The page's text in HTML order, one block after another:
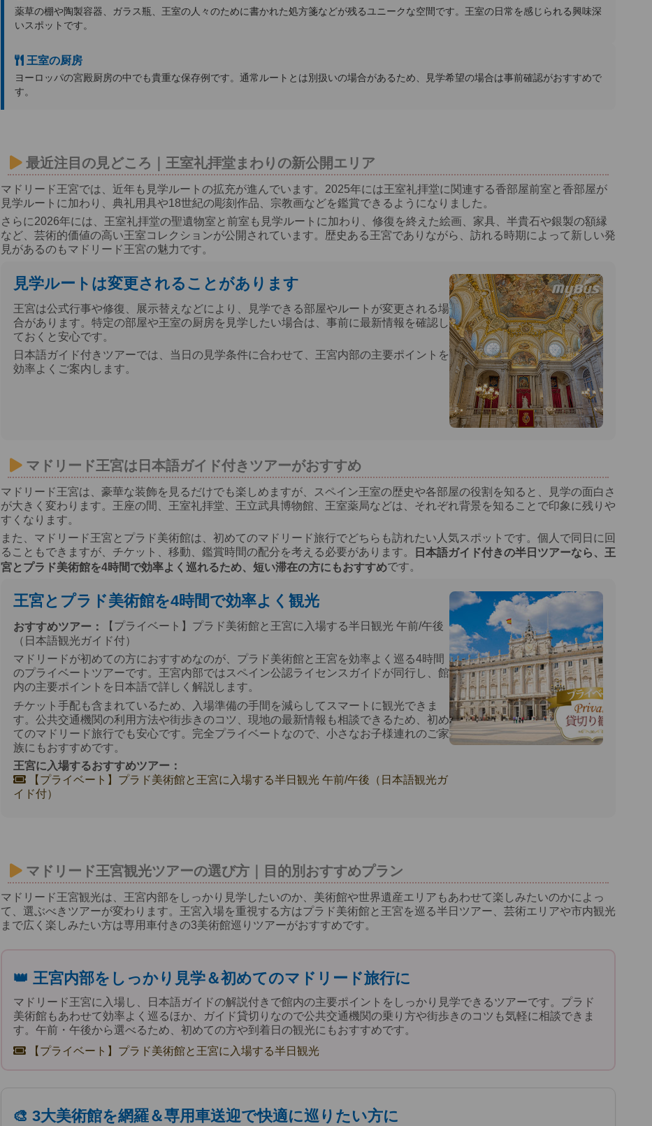
薬草の棚や陶製容器、ガラス瓶、王室の人々のために書かれた処方箋などが残るユニークな空間です。王室の日常を感じられる興味深
いスポットです。
王室の厨房
ヨーロッパの宮殿厨房の中でも貴重な保存例です。通常ルートとは別扱いの場合があるため、見学希望の場合は事前確認がおすすめで
す。
最近注目の見どころ｜王室礼拝堂まわりの新公開エリア
マドリード王宮では、近年も見学ルートの拡充が進んでいます。2025年には王室礼拝堂に関連する香部屋前室と香部屋が
見学ルートに加わり、典礼用具や18世紀の彫刻作品、宗教画などを鑑賞できるようになりました。
さらに2026年には、王室礼拝堂の聖遺物室と前室も見学ルートに加わり、修復を終えた絵画、家具、半貴石や銀製の額縁
など、芸術的価値の高い王室コレクションが公開されています。歴史ある王宮でありながら、訪れる時期によって新しい発
見があるのもマドリード王宮の魅力です。
見学ルートは変更されることがあります
王宮は公式行事や修復、展示替えなどにより、見学できる部屋やルートが変更される場
合があります。特定の部屋や王室の厨房を見学したい場合は、事前に最新情報を確認し
ておくと安心です。
日本語ガイド付きツアーでは、当日の見学条件に合わせて、王宮内部の主要ポイントを
効率よくご案内します。
マドリード王宮は日本語ガイド付きツアーがおすすめ
マドリード王宮は、豪華な装飾を見るだけでも楽しめますが、スペイン王室の歴史や各部屋の役割を知ると、見学の面白さ
が大きく変わります。王座の間、王室礼拝堂、王立武具博物館、王室薬局などは、それぞれ背景を知ることで印象に残りや
すくなります。
また、マドリード王宮とプラド美術館は、初めてのマドリード旅行でどちらも訪れたい人気スポットです。個人で同日に回
ることもできますが、チケット、移動、鑑賞時間の配分を考える必要があります。
日本語ガイド付きの半日ツアーなら、王
宮とプラド美術館を4時間で効率よく巡れるため、短い滞在の方にもおすすめです。
王宮とプラド美術館を4時間で効率よく観光
おすすめツアー：
【プライベート】プラド美術館と王宮に入場する半日観光 午前/午後
（日本語観光ガイド付）
マドリードが初めての方におすすめなのが、プラド美術館と王宮を効率よく巡る4時間
のプライベートツアーです。王宮内部ではスペイン公認ライセンスガイドが同行し、館
内の主要ポイントを日本語で詳しく解説します。
チケット手配も含まれているため、入場準備の手間を減らしてスマートに観光できま
す。公共交通機関の利用方法や街歩きのコツ、現地の最新情報も相談できるため、初め
てのマドリード旅行でも安心です。完全プライベートなので、小さなお子様連れのご家
族にもおすすめです。
王宮に入場するおすすめツアー：
【プライベート】プラド美術館と王宮に入場する半日観光 午前/午後（日本語観光ガ
イド付）
マドリード王宮観光ツアーの選び方｜目的別おすすめプラン
マドリード王宮観光は、王宮内部をしっかり見学したいのか、美術館や世界遺産エリアもあわせて楽しみたいのかによっ
て、選ぶべきツアーが変わります。王宮入場を重視する方はプラド美術館と王宮を巡る半日ツアー、芸術エリアや市内観光
まで広く楽しみたい方は専用車付きの3美術館巡りツアーがおすすめです。
👑 王宮内部をしっかり見学＆初めてのマドリード旅行に
マドリード王宮に入場し、日本語ガイドの解説付きで館内の主要ポイントをしっかり見学できるツアーです。プラド
美術館もあわせて効率よく巡るほか、ガイド貸切りなので公共交通機関の乗り方や街歩きのコツも気軽に相談できま
す。午前・午後から選べるため、初めての方や到着日の観光にもおすすめです。
【プライベート】プラド美術館と王宮に入場する半日観光
🎨 3大美術館を網羅＆専用車送迎で快適に巡りたい方に